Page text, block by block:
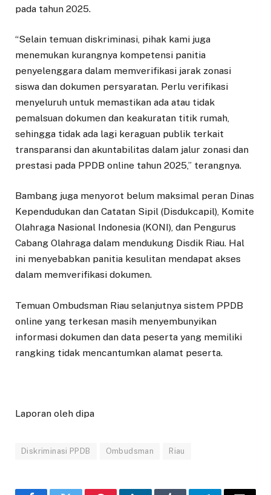
pada tahun 2025.
“Selain temuan diskriminasi, pihak kami juga
menemukan kurangnya kompetensi panitia
penyelenggara dalam memverifikasi jarak zonasi
siswa dan dokumen persyaratan. Perlu verifikasi
menyeluruh untuk memastikan ada atau tidak
pemalsuan dokumen dan keakuratan titik rumah,
sehingga tidak ada lagi keraguan publik terkait
transparansi dan akuntabilitas dalam jalur zonasi dan
prestasi pada PPDB online tahun 2025,” terangnya.
Bambang juga menyorot belum maksimal peran Dinas
Kependudukan dan Catatan Sipil (Disdukcapil), Komite
Olahraga Nasional Indonesia (KONI), dan Pengurus
Cabang Olahraga dalam mendukung Disdik Riau. Hal
ini menyebabkan panitia kesulitan mendapat akses
dalam memverifikasi dokumen.
Temuan Ombudsman Riau selanjutnya sistem PPDB
online yang terkesan masih menyembunyikan
informasi dokumen dan data peserta yang memiliki
rangking tidak mencantumkan alamat peserta.
Laporan oleh dipa
Diskriminasi PPDB Ombudsman Riau